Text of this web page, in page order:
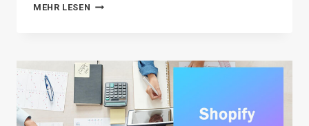
MEHR LESEN WAS
EINE
AUSFÜHRLICHE
ERKLÄRUNG
FÜR